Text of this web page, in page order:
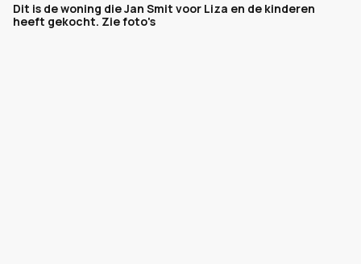
Dit is de woning die Jan Smit voor Liza en de kinderen
heeft gekocht. Zie foto's